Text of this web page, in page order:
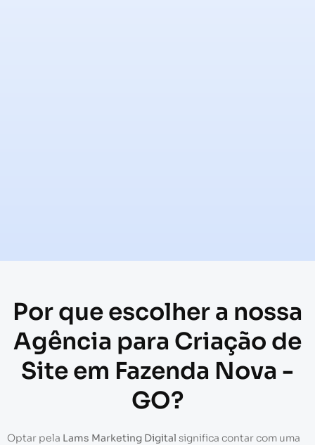
Por que escolher a nossa
Agência para Criação de
Site em Fazenda Nova -
GO?
Optar pela Lams Marketing Digital significa contar com uma